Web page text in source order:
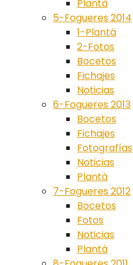
Plantà
5-Fogueres 2014
1-Plantà
2-Fotos
Bocetos
Fichajes
Noticias
6-Fogueres 2013
Bocetos
Fichajes
Fotografías
Noticias
Plantà
7-Fogueres 2012
Bocetos
Fotos
Noticias
Plantà